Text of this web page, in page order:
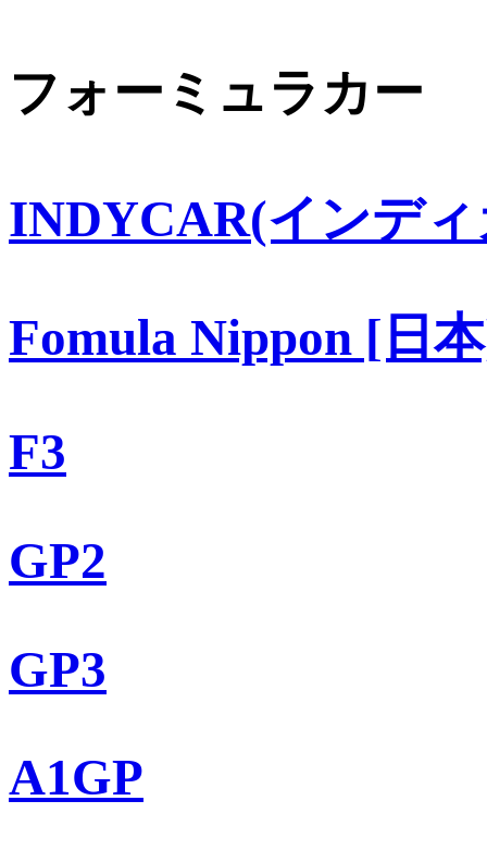
フォーミュラカー
INDYCAR(インデ
Fomula Nippon [日
F3
GP2
GP3
A1GP